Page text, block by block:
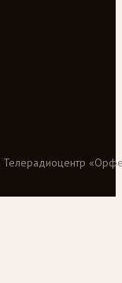
Телерадиоцентр